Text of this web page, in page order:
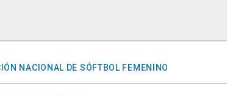
NACIONAL DE SÓFTBOL FEMENINO